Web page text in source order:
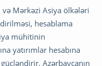
Mərkəzi Asiya ölkələri
hesablama
mühitinin
yatırımlar hesabına
Azərbaycanın